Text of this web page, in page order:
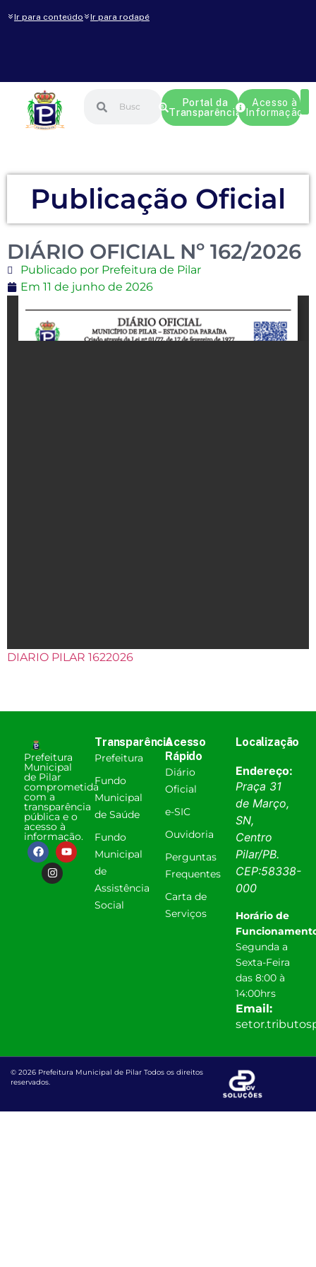
Ir para conteúdo Ir para rodapé
Portal da
Transparência
Acesso à
Informação
Publicação Oficial
DIÁRIO OFICIAL Nº 162/2026
Publicado por Prefeitura de Pilar
Em 11 de junho de 2026
DIARIO PILAR 1622026
Prefeitura
Municipal
de Pilar
comprometida
com a
transparência
pública e o
acesso à
informação.
Transparência
Prefeitura
Fundo
Municipal
de Saúde
Fundo
Municipal
de
Assistência
Social
Acesso
Rápido
Diário
Oficial
e-SIC
Ouvidoria
Perguntas
Frequentes
Carta de
Serviços
Localização
Endereço:
Praça 31
de Março,
SN,
Centro
Pilar/PB.
CEP:58338-
000
Horário de
Segunda a
Sexta-Feira
das 8:00 à
14:00hrs
Email:
© 2026 Prefeitura Municipal de Pilar Todos os direitos
reservados.